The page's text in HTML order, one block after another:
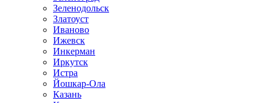
Зеленодольск
Златоуст
Иваново
Ижевск
Инкерман
Иркутск
Истра
Йошкар-Ола
Казань